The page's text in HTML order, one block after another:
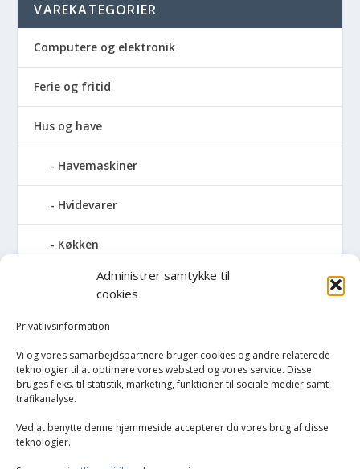
Administrer samtykke til
cookies
Privatlivsinformation
Vi og vores samarbejdspartnere bruger cookies og andre relaterede
teknologier til at optimere vores websted og vores service. Disse
bruges f.eks. til statistik, marketing, funktioner til sociale medier samt
trafikanalyse.
Ved at benytte denne hjemmeside accepterer du vores brug af disse
teknologier.
VAREKATEGORIER
Computere og elektronik
Ferie og fritid
Hus og have
Havemaskiner
Hvidevarer
Køkken
Elkedler
Kaffemaskiner
Køkkenmaskiner og tilbehør
Køkkenvægte